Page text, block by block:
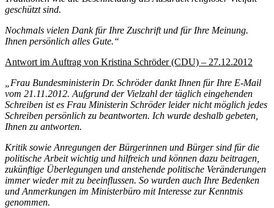
geschützt sind.
Nochmals vielen Dank für Ihre Zuschrift und für Ihre Meinung.
Ihnen persönlich alles Gute.“
Antwort im Auftrag von Kristina Schröder (CDU) – 27.12.2012
„Frau Bundesministerin Dr. Schröder dankt Ihnen für Ihre E-Mail
vom 21.11.2012. Aufgrund der Vielzahl der täglich eingehenden
Schreiben ist es Frau Ministerin Schröder leider nicht möglich jedes
Schreiben persönlich zu beantworten. Ich wurde deshalb gebeten,
Ihnen zu antworten.
Kritik sowie Anregungen der Bürgerinnen und Bürger sind für die
politische Arbeit wichtig und hilfreich und können dazu beitragen,
zukünftige Überlegungen und anstehende politische Veränderungen
immer wieder mit zu beeinflussen. So wurden auch Ihre Bedenken
und Anmerkungen im Ministerbüro mit Interesse zur Kenntnis
genommen.